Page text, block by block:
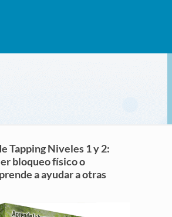
Tapping Niveles 1 y 2:
bloqueo físico o
a ayudar a otras